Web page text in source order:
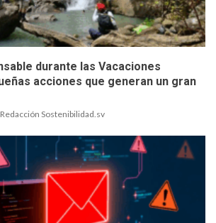
durante las Vacaciones
acciones que generan un gran
Redacción Sostenibilidad.sv